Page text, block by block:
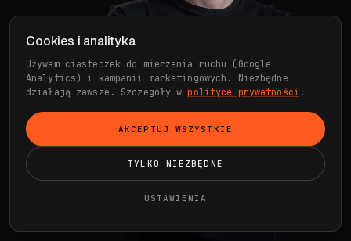
Cookies i analityka
Używam ciasteczek do mierzenia ruchu (Google
Analytics) i kampanii marketingowych. Niezbędne
działają zawsze. Szczegóły wpolityce prywatności.
AKCEPTUJ WSZYSTKIE
TYLKO NIEZBĘDNE
USTAWIENIA